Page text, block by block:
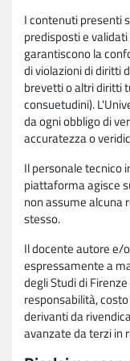
I contenuti presenti
predisposti e
garantiscono la
di violazioni di diritti
brevetti o altri diritti
consuetudini).
da ogni obbligo di
accuratezza o
Il personale tecnico
piattaforma agisce
non assume alcuna
stesso.
Il docente autore e/
espressamente a
degli Studi di
responsabilità,
derivanti da
avanzate da terzi in